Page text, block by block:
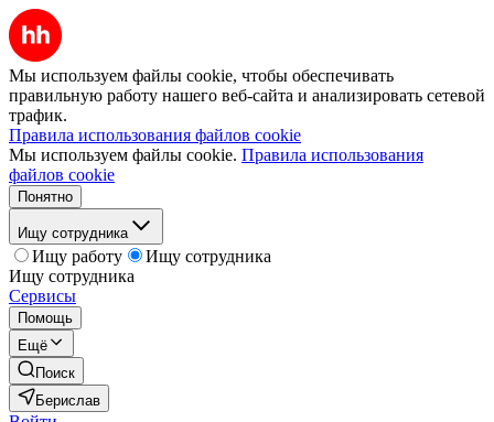
Мы используем файлы cookie, чтобы обеспечивать
правильную работу нашего веб-сайта и анализировать сетевой
трафик.
Правила использования файлов cookie
Мы используем файлы cookie. Правила использования
файлов cookie
Понятно
Ищу сотрудника
Ищу работу
Ищу сотрудника
Ищу сотрудника
Сервисы
Помощь
Ещё
Поиск
Берислав